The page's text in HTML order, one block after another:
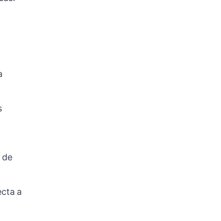
de
a